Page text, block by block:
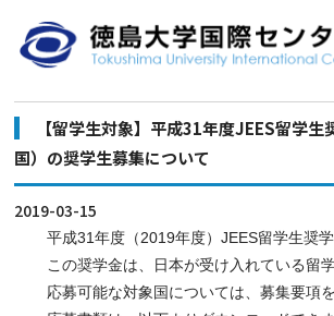
【留学生対象】平成31年度JEES留学
国）の奨学生募集について
2019-03-15
平成31年度（2019年度）JEES留学生奨
この奨学金は、日本が受け入れている留
応募可能な対象国については、募集要項